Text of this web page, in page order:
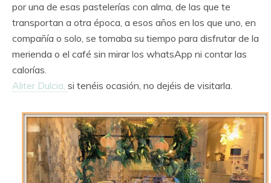
por una de esas pastelerías con alma, de las que te
transportan a otra época, a esos años en los que uno, en
compañía o solo, se tomaba su tiempo para disfrutar de la
merienda o el café sin mirar los whatsApp ni contar las
calorías.
Aliter Dulcia, si tenéis ocasión, no dejéis de visitarla.